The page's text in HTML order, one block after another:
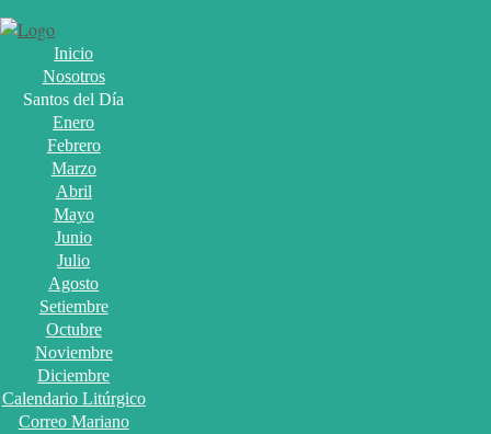
Inicio
Nosotros
Santos del Día
Enero
Febrero
Marzo
Abril
Mayo
Junio
Julio
Agosto
Setiembre
Octubre
Noviembre
Diciembre
Calendario Litúrgico
Correo Mariano